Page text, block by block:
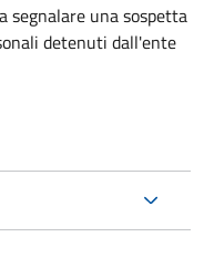
segnalare una sospetta
detenuti dall'ente